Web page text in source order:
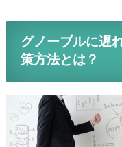
グノーブルに遅
策方法とは？